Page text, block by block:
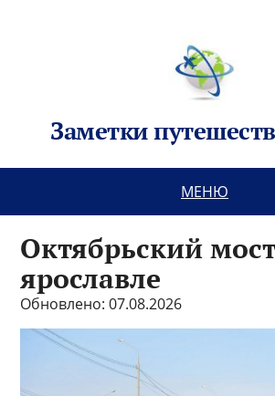
Заметки
МЕНЮ
Октябрьский
ярославле
Обновлено: 07.08.2026